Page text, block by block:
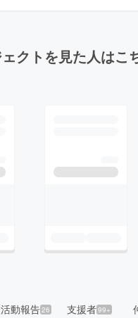
クトを見た人はこ
活動報告26 支援者99+